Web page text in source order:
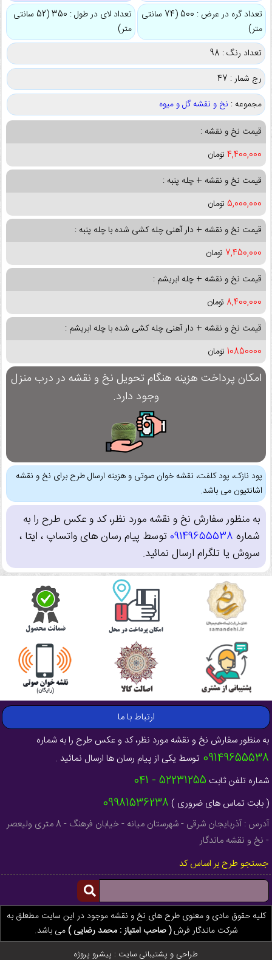
تعداد گره در عرض : 500 (74 سانتی
متر)
تعداد لای در طول : 350 (52 سانتی
متر)
تعداد رنگ : 98
رج شمار : 47
مجموعه : نخ و نقشه گل و میوه
قیمت نخ و نقشه :
4,400,000 تومان
قیمت نخ و نقشه + چله پنبه :
5,000,000 تومان
قیمت نخ و نقشه + دار آهنی چله کشی شده با چله پنبه :
7,450,000 تومان
قیمت نخ و نقشه + چله ابریشم :
8,400,000 تومان
قیمت نخ و نقشه + دار آهنی چله کشی شده با چله ابریشم :
10850000 تومان
امکان پرداخت هزینه هنگام تحویل نخ و نقشه در درب منزل
وجود دارد.
پود نازک، پود کلفت، نقشه خوان صوتی و هزینه ارسال طرح برای نخ و نقشه
اشانتیون می باشد.
به منظور سفارش نخ و نقشه مورد نظر، کد و عکس طرح را به
شماره 09149655538توسط پیام رسان های واتساپ ، ایتا ،
سروش یا تلگرام ارسال نمائید.
ارتباط با ما
به منظور سفارش نخ و نقشه مورد نظر، کد و عکس طرح را به شماره
09149655538 توسط یکی از پیام رسان ها ارسال نمائید .
شماره تلفن ثابت 52231255 - 041
( بابت تماس های ضروری ) 09981536238
آدرس : آذربایجان شرقی - شهرستان میانه - خیابان فرهنگ - 8 متری ولیعصر
- نخ و نقشه ماندگار
جستجو طرح بر اساس کد
کلیه حقوق مادی و معنوی طرح های نخ و نقشه موجود در این سایت مطعلق به
شرکت ماندگار فرش( صاحب امتیاز : محمد رضایی )می باشد.
طراحی و پشتیبانی سایت : پیشرو پروژه